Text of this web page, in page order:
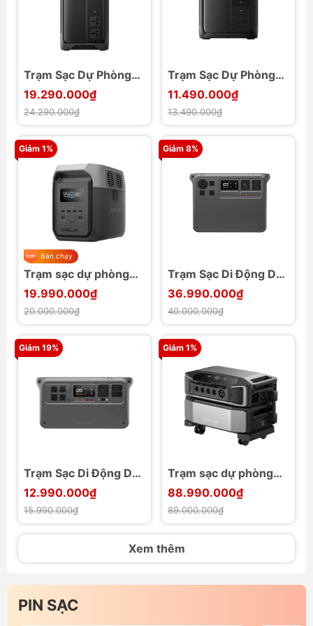
Trạm Sạc Dự Phòng
1920Wh EcoFlow
Delta 3 Air 2000
19.290.000₫
24.290.000₫
Trạm Sạc Dự Phòng
960Wh EcoFlow
Delta 3 Air 1000
11.490.000₫
13.490.000₫
Giảm 1%
Bán chạy
Trạm sạc dự phòng
1800W EcoFlow
DELTA 3 1500
19.990.000₫
20.000.000₫
Giảm 8%
Trạm Sạc Di Động DJI
Power 2000
36.990.000₫
40.000.000₫
Giảm 19%
Trạm Sạc Di Động DJI
Power 1000 V2
12.990.000₫
15.990.000₫
Giảm 1%
Trạm sạc dự phòng
7200W EcoFlow
DELTA Pro Ultra
6000Wh
88.990.000₫
89.000.000₫
Xem thêm
PIN SẠC